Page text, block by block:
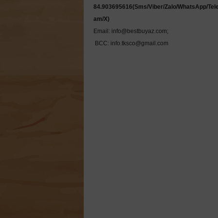
84.903695616(Sms/Viber/Zalo/WhatsApp/
Email: info@bestbuyaz.com;
BCC: info.tksco@gmail.com